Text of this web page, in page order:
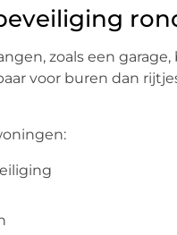
zoals een
voor buren dan